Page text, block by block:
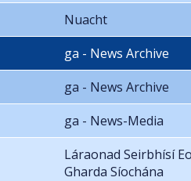
Nuacht
ga - News Archive
ga - News Archive
ga - News-Media
Láraonad Seirbhísí
Gharda Síochána